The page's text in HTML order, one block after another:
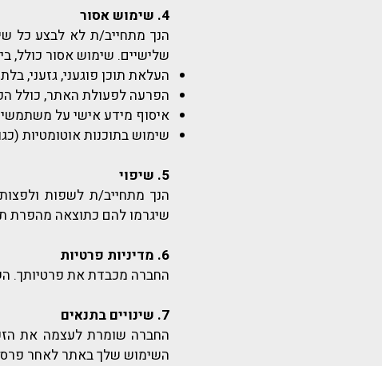
4. שימוש אסור
הנך מתחייב/ת לא לבצע כל
שלישיים. שימוש אסור כולל,
העלאת תוכן פוגעני, גזעני,
הפרעה לפעולת האתר, כולל
איסוף מידע אישי על
שימוש בתוכנות אוטומטיות
5. שיפוי
הנך מתחייב/ת לשפות
שיגרמו להם כתוצאה מהפרת
6. מדיניות פרטיות
החברה מכבדת את פרטיותך.
7. שינויים בתנאים
החברה שומרת לעצמה את
השימוש שלך באתר לאחר